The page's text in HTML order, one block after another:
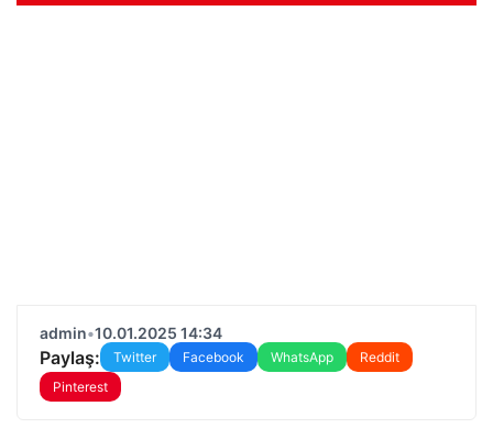
admin•10.01.2025 14:34
Paylaş: Twitter Facebook WhatsApp
Reddit
Pinterest